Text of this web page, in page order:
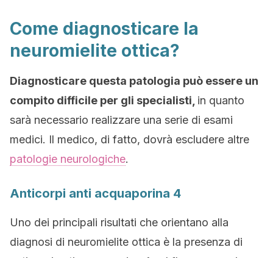
Come diagnosticare la
neuromielite ottica?
Diagnosticare questa patologia può essere un
compito difficile per gli specialisti, in quanto
sarà necessario realizzare una serie di esami
medici. Il medico, di fatto, dovrà escludere altre
patologie neurologiche.
Anticorpi anti acquaporina 4
Uno dei principali risultati che orientano alla
diagnosi di neuromielite ottica è la presenza di